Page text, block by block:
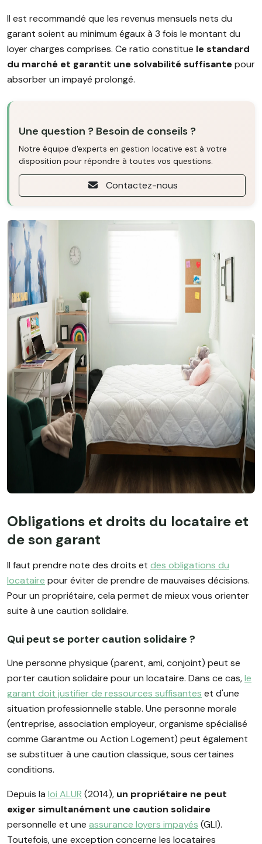
Il est recommandé que les revenus mensuels nets du
garant soient au minimum égaux à 3 fois le montant du
loyer charges comprises. Ce ratio constitue le standard
du marché et garantit une solvabilité suffisantepour
absorber un impayé prolongé.
Une question ? Besoin de conseils ?
Notre équipe d'experts en gestion locative est à votre
disposition pour répondre à toutes vos questions.
Contactez-nous
Obligations et droits du locataire et
de son garant
Il faut prendre note des droits et des obligations du
locataire pour éviter de prendre de mauvaises décisions.
Pour un propriétaire, cela permet de mieux vous orienter
suite à une caution solidaire.
Qui peut se porter caution solidaire ?
Une personne physique (parent, ami, conjoint) peut se
porter caution solidaire pour un locataire. Dans ce cas,le
garant doit justifier de ressources suffisantes et d'une
situation professionnelle stable. Une personne morale
(entreprise, association employeur, organisme spécialisé
comme Garantme ou Action Logement) peut également
se substituer à une caution classique, sous certaines
conditions.
Depuis la loi ALUR (2014), un propriétaire ne peut
exiger simultanément une caution solidaire
personnelle et une assurance loyers impayés (GLI).
Toutefois, une exception concerne les locataires